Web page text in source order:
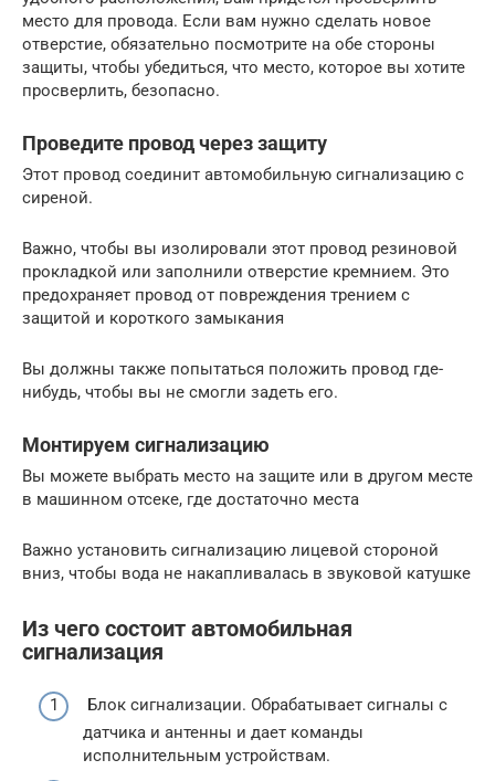
место для провода. Если вам нужно сделать новое
отверстие, обязательно посмотрите на обе стороны
защиты, чтобы убедиться, что место, которое вы хотите
просверлить, безопасно.
Проведите провод через защиту
Этот провод соединит автомобильную сигнализацию с
сиреной.
Важно, чтобы вы изолировали этот провод резиновой
прокладкой или заполнили отверстие кремнием. Это
предохраняет провод от повреждения трением с
защитой и короткого замыкания
Вы должны также попытаться положить провод где-
нибудь, чтобы вы не смогли задеть его.
Монтируем сигнализацию
Вы можете выбрать место на защите или в другом месте
в машинном отсеке, где достаточно места
Важно установить сигнализацию лицевой стороной
вниз, чтобы вода не накапливалась в звуковой катушке
Из чего состоит автомобильная
сигнализация
Блок сигнализации. Обрабатывает сигналы с
датчика и антенны и дает команды
исполнительным устройствам.